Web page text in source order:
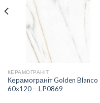
СПИСКУ
КЕРАМОГРАНІТ
Керамограніт Golden Blanco
60х120 – LP0869